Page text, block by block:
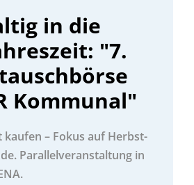
in die
"7.
Kommunal"
kaufen – Fokus auf Herbst-
Parallelveranstaltung in